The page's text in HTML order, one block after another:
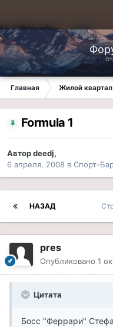
Главная Жилой квартал
Formula 1
Авторdeedj,
6 апреля, 2008 в Спорт-
НАЗАД
pres
Опубликовано 1
Цитата
Босс "Феррари"